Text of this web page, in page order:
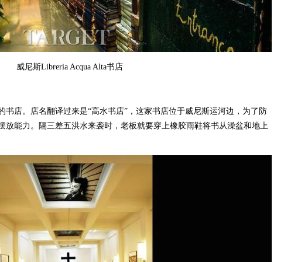
威尼斯Libreria Acqua Alta书店
店。店名翻译过来是“高水书店”，这家书店位于威尼斯运河边，为了防
放能力。隔三差五洪水来袭时，老板就要穿上橡胶雨鞋将书从澡盆和地上